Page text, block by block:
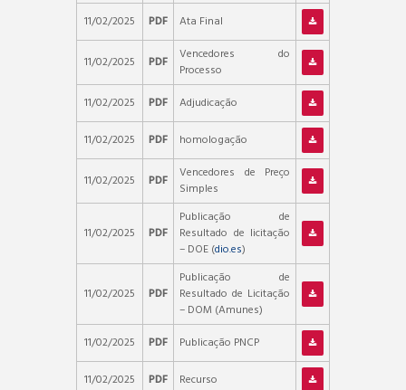
11/02/2025 PDF Ata Final
11/02/2025 PDF
Vencedores do
Processo
11/02/2025
PDF Adjudicação
11/02/2025 PDF homologação
11/02/2025 PDF
Vencedores de Preço
Simples
11/02/2025 PDF
Publicação de
Resultado de licitação
– DOE (dio.es)
11/02/2025 PDF
Publicação de
Resultado de Licitação
– DOM (Amunes)
11/02/2025
PDF Publicação PNCP
11/02/2025 PDF Recurso